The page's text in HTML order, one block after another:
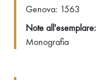
Genova: 1563
Note all'esemplare:
Monografia